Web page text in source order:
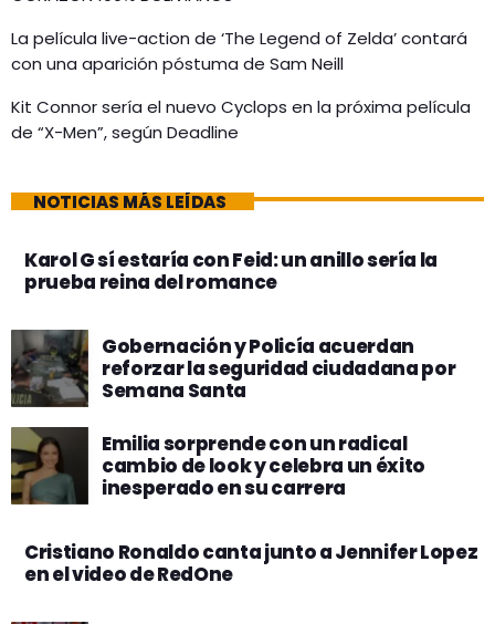
La película live-action de ‘The Legend of Zelda’ contará
con una aparición póstuma de Sam Neill
Kit Connor sería el nuevo Cyclops en la próxima película
de “X-Men”, según Deadline
NOTICIAS MÁS LEÍDAS
Karol G sí estaría con Feid: un anillo sería la
prueba reina del romance
Gobernación y Policía acuerdan
reforzar la seguridad ciudadana por
Semana Santa
Emilia sorprende con un radical
cambio de look y celebra un éxito
inesperado en su carrera
Cristiano Ronaldo canta junto a Jennifer Lopez
en el video de RedOne